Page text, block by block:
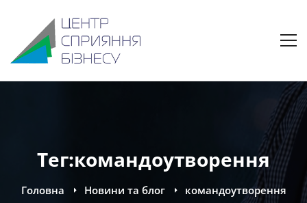
Тег:командоутворення
Головна Новини та блог командоутворення